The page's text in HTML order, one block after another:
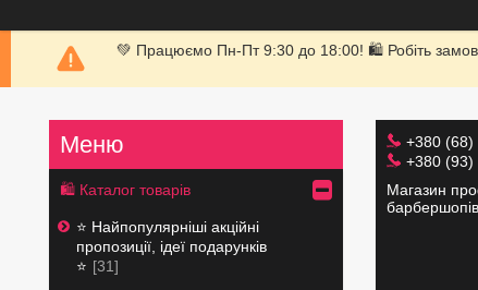
💚 Працюємо Пн-Пт 9:30 до 18:00! 🛍 Робіть
+380 (68)
+380 (93)
Магазин
🛍 Каталог товарів
⭐️ Найпопулярніші акційні
пропозиції, ідеї подарунків
⭐️
31